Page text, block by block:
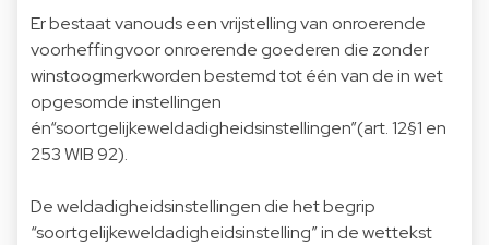
Er bestaat vanouds een vrijstelling van onroerende
voorheffingvoor onroerende goederen die zonder
winstoogmerkworden bestemd tot één van de in wet
opgesomde instellingen
én“soortgelijkeweldadigheidsinstellingen”(art. 12§1 en
253 WIB 92).
De weldadigheidsinstellingen die het begrip
“soortgelijkeweldadigheidsinstelling” in de wettekst